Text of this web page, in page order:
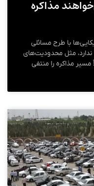
مذاکره
با طرح مسائلی
مثل محدودیت‌های
مذاکره را منتفی